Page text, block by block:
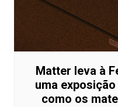
Matter leva à
uma
como os